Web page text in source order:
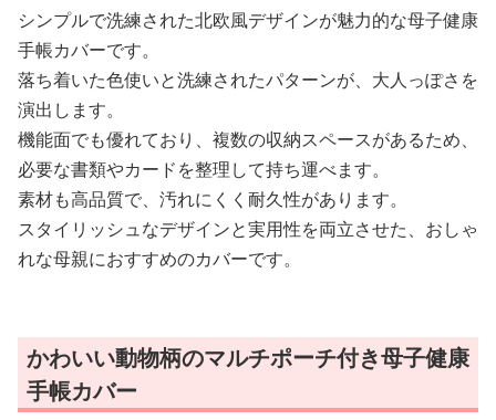
シンプルで洗練された北欧風デザインが魅力的な母子健康
手帳カバーです。
落ち着いた色使いと洗練されたパターンが、大人っぽさを
演出します。
機能面でも優れており、複数の収納スペースがあるため、
必要な書類やカードを整理して持ち運べます。
素材も高品質で、汚れにくく耐久性があります。
スタイリッシュなデザインと実用性を両立させた、おしゃ
れな母親におすすめのカバーです。
かわいい動物柄のマルチポーチ付き母子健康
手帳カバー